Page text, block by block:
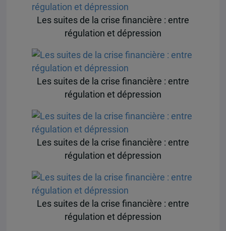
Les suites de la crise financière : entre
régulation et dépression
Les suites de la crise financière : entre
régulation et dépression
Les suites de la crise financière : entre
régulation et dépression
Les suites de la crise financière : entre
régulation et dépression